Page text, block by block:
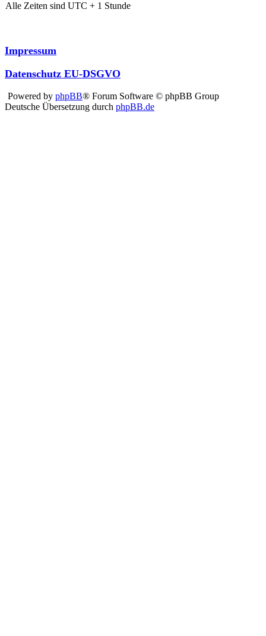
Alle Zeiten sind UTC + 1 Stunde
Impressum
Datenschutz EU-DSGVO
Powered by phpBB® Forum Software © phpBB Group
Deutsche Übersetzung durch phpBB.de